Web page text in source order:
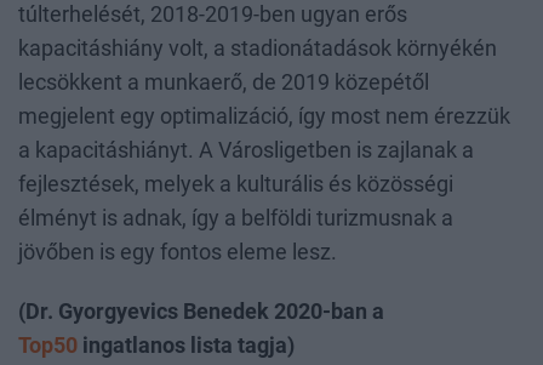
túlterhelését, 2018-2019-ben ugyan erős
kapacitáshiány volt, a stadionátadások környékén
lecsökkent a munkaerő, de 2019 közepétől
megjelent egy optimalizáció, így most nem érezzük
a kapacitáshiányt. A Városligetben is zajlanak a
fejlesztések, melyek a kulturális és közösségi
élményt is adnak, így a belföldi turizmusnak a
jövőben is egy fontos eleme lesz.
(Dr. Gyorgyevics Benedek 2020-ban a
Top50 ingatlanos lista tagja)